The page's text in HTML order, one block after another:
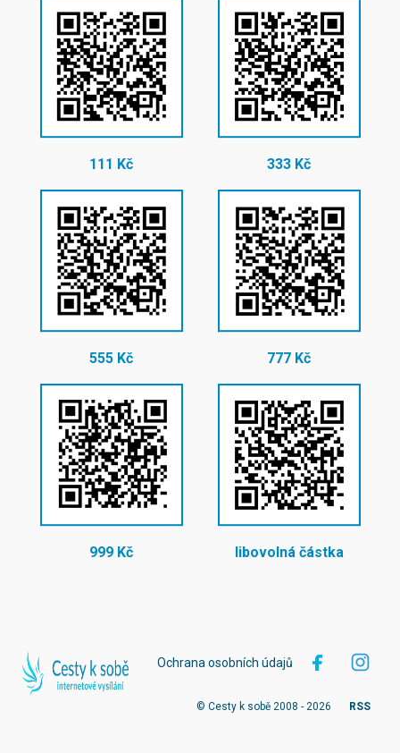
111 Kč 333 Kč
555 Kč 777 Kč
999 Kč libovolná částka
Ochrana osobních údajů
© Cesty k sobě 2008 - 2026 RSS